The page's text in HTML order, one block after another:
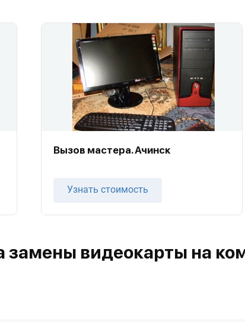
Вызов мастера. Ачинск
Узнать стоимость
замены видеокарты на